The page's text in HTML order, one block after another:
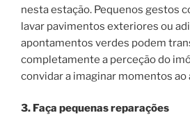
nesta estação. Pequenos gestos
lavar pavimentos exteriores ou
apontamentos verdes podem
completamente a perceção do
convidar a imaginar momentos ao
3. Faça pequenas reparações